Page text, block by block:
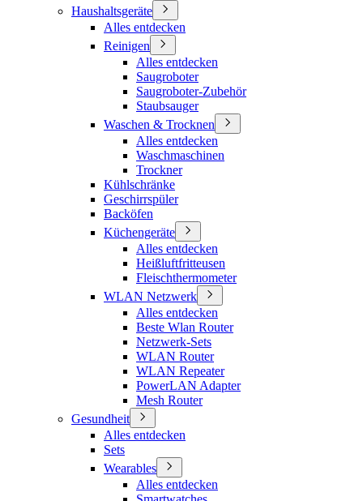
Haushaltsgeräte
Alles entdecken
Reinigen
Alles entdecken
Saugroboter
Saugroboter-Zubehör
Staubsauger
Waschen & Trocknen
Alles entdecken
Waschmaschinen
Trockner
Kühlschränke
Geschirrspüler
Backöfen
Küchengeräte
Alles entdecken
Heißluftfritteusen
Fleischthermometer
WLAN Netzwerk
Alles entdecken
Beste Wlan Router
Netzwerk-Sets
WLAN Router
WLAN Repeater
PowerLAN Adapter
Mesh Router
Gesundheit
Alles entdecken
Sets
Wearables
Alles entdecken